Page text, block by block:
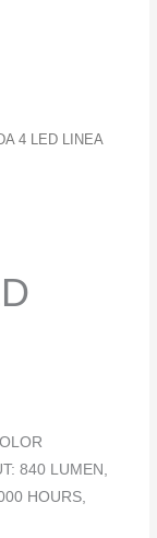
4 LED LINEA
840 LUMEN,
HOURS,